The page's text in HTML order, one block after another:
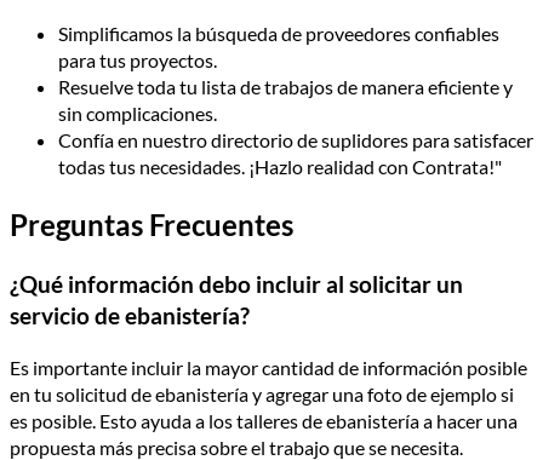
Simplificamos la búsqueda de proveedores confiables
para tus proyectos.
Resuelve toda tu lista de trabajos de manera eficiente y
sin complicaciones.
Confía en nuestro directorio de suplidores para satisfacer
todas tus necesidades. ¡Hazlo realidad con Contrata!"
Preguntas Frecuentes
¿Qué información debo incluir al solicitar un
servicio de ebanistería?
Es importante incluir la mayor cantidad de información posible
en tu solicitud de ebanistería y agregar una foto de ejemplo si
es posible. Esto ayuda a los talleres de ebanistería a hacer una
propuesta más precisa sobre el trabajo que se necesita.